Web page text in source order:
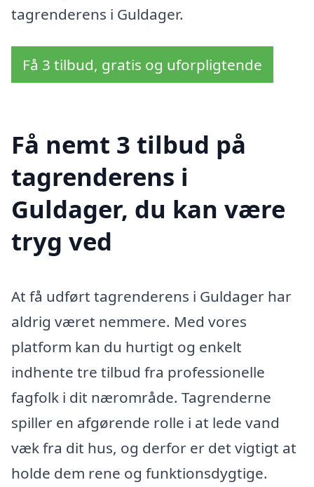
tagrenderens i Guldager.
Få 3 tilbud, gratis og uforpligtende
Få nemt 3 tilbud på
tagrenderens i
Guldager, du kan være
tryg ved
At få udført tagrenderens i Guldager har
aldrig været nemmere. Med vores
platform kan du hurtigt og enkelt
indhente tre tilbud fra professionelle
fagfolk i dit nærområde. Tagrenderne
spiller en afgørende rolle i at lede vand
væk fra dit hus, og derfor er det vigtigt at
holde dem rene og funktionsdygtige.